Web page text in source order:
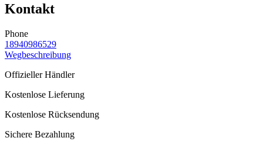
Kontakt
Phone
18940986529
Wegbeschreibung
Offizieller Händler
Kostenlose Lieferung
Kostenlose Rücksendung
Sichere Bezahlung